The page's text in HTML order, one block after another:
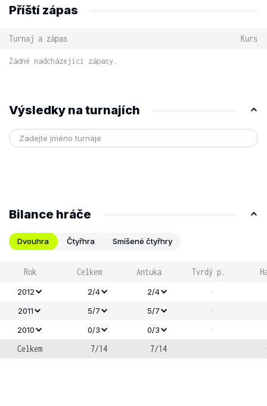
Příští zápas
Turnaj a zápas Kurs
Žádné nadcházející zápasy.
Výsledky na turnajích
Bilance hráče
Dvouhra Čtyřhra Smíšené čtyřhry
Rok Celkem Antuka Tvrdý p.
2012 2/4 2/4 -
2011 5/7 5/7 -
2010 0/3 0/3
-
Celkem
7/14 7/14 -